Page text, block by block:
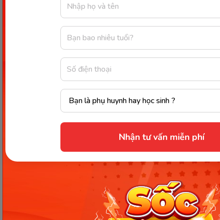
Nhận tư vấn miễn phí
qua tính năng tra cứu từ, ôn luyện phát âm.
Hỗ trợ học luyện phát âm, xác định trọng âm chuẩn với app
Ứng dụng Speak English
Để luyện phát âm chuẩn Mỹ, cũng như xác định